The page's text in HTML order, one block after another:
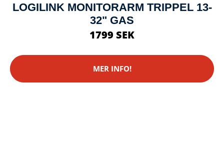
LOGILINK MONITORARM TRIPPEL 13-
32" GAS
1799 SEK
MER INFO!